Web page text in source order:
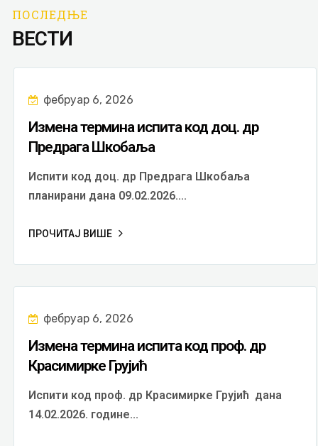
ПОСЛЕДЊЕ
ВЕСТИ
фебруар 6, 2026
Измена термина испита код доц. др
Предрага Шкобаља
Испити код доц. др Предрага Шкобаља
планирани дана 09.02.2026....
ПРОЧИТАЈ ВИШЕ
фебруар 6, 2026
Измена термина испита код проф. др
Красимирке Грујић
Испити код проф. др Красимирке Грујић дана
14.02.2026. године...